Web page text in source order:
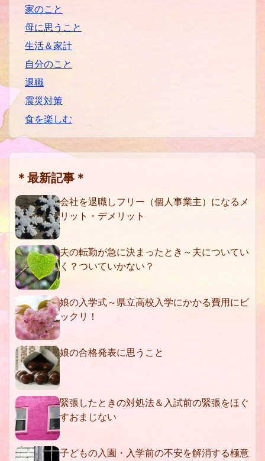
家のこと
母に思うこと
生活＆家計
自分のこと
退職
震災対策
食を楽しむ
＊最新記事＊
会社を退職しフリー（個人事業主）になるメ
リット・デメリット
夫の転勤が急に決まったとき～夫についてい
く？ついていかない？
娘の入学式～県立高校入学にかかる費用にビ
ックリ！
娘の合格発表に思うこと
緊張したときの対処法＆入試前の緊張をほぐ
すおまじない
子どもの入園・入学前の不安を解消する極意